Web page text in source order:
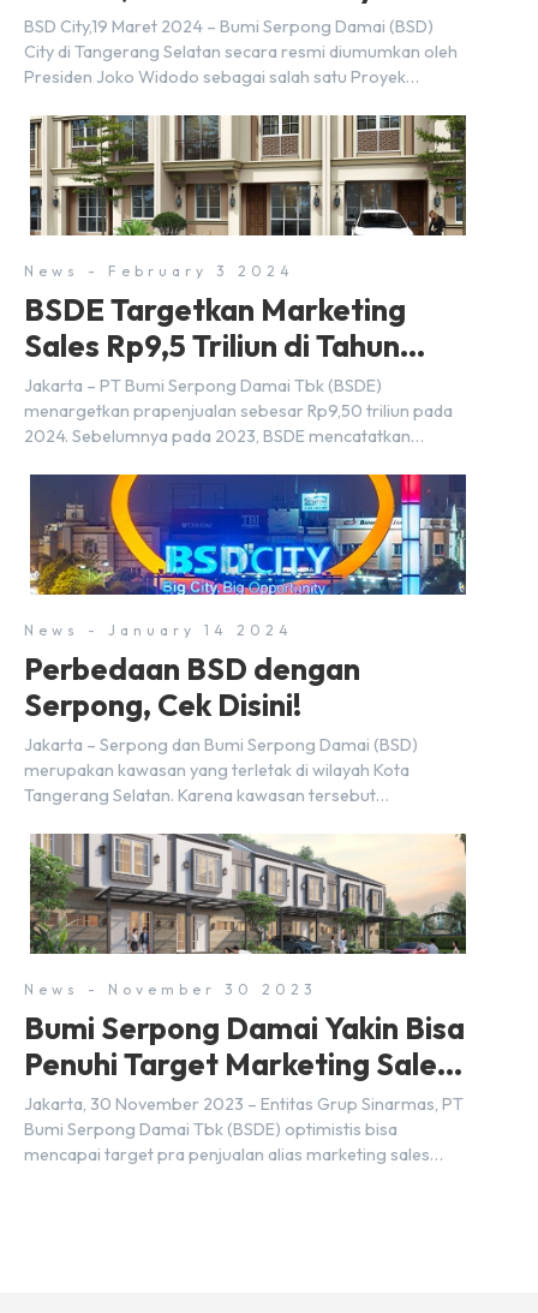
BSD City,19 Maret 2024 – Bumi Serpong Damai (BSD)
City di Tangerang Selatan secara resmi diumumkan oleh
Presiden Joko Widodo sebagai salah satu Proyek
dibuat oleh Menteri Koordinator Bidang Perekonomian,
Airlangga Hartarto, setelah Rapat Terbatas (ratas)
bersama Jokowi di Istana Kepresidenan pada hari Senin,
18 Maret 2024. Selain […]
News - February 3 2024
BSDE Targetkan Marketing
Sales Rp9,5 Triliun di Tahun
2024
Jakarta – PT Bumi Serpong Damai Tbk (BSDE)
menargetkan prapenjualan sebesar Rp9,50 triliun pada
2024. Sebelumnya pada 2023, BSDE mencatatkan
melampaui target prapenjualan sebesar Rp8,80 triliun.
Menurut Direktur BSDE Hermawan Wijaya menghadapi
2024, kondisi ekonomi global maupun nasional dapat
memengaruhi pertimbangan masyarakat untuk membeli
rumah maupun investasi di sektor […]
News - January 14 2024
Perbedaan BSD dengan
Serpong, Cek Disini!
Jakarta – Serpong dan Bumi Serpong Damai (BSD)
merupakan kawasan yang terletak di wilayah Kota
Tangerang Selatan. Karena kawasan tersebut
kita yang mengira kedua wilayah ini merupakan tempat
yang sama. Padahal anggapan tersebut kurang tepat.
Sebab Serpong dan BSD merupakan dua kawasan yang
berbeda. Berikut penjelasannya. Baca Juga: […]
News - November 30 2023
Bumi Serpong Damai Yakin Bisa
Penuhi Target Marketing Sales
Tahun 2023
Jakarta, 30 November 2023 – Entitas Grup Sinarmas, PT
Bumi Serpong Damai Tbk (BSDE) optimistis bisa
mencapai target pra penjualan alias marketing sales